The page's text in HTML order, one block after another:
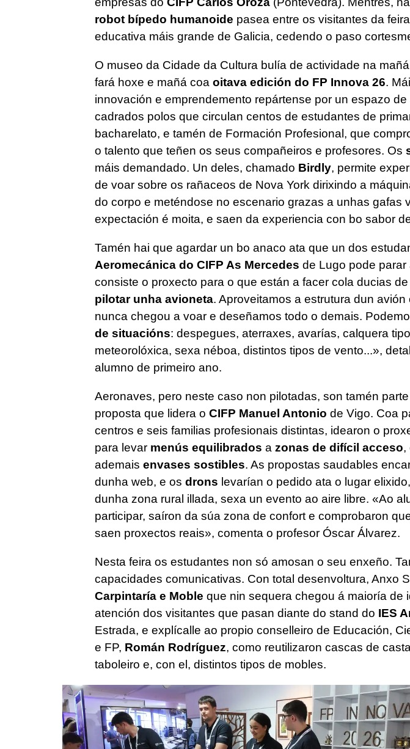
robot bípedo humanoide pasea entre os visitantes da
educativa máis grande de Galicia, cedendo o paso
O museo da Cidade da Cultura bulía de actividade na
fará hoxe e mañá coa oitava edición do FP Innova 26.
innovación e emprendemento repártense por un espazo de
cadrados polos que circulan centos de estudantes de
bacharelato, e tamén de Formación Profesional, que
o talento que teñen os seus compañeiros e profesores. Os
máis demandado. Un deles, chamado Birdly, permite
de voar sobre os rañaceos de Nova York dirixindo a
do corpo e meténdose no escenario grazas a unhas gafas
expectación é moita, e saen da experiencia con bo sabor
Tamén hai que agardar un bo anaco ata que un dos
Aeromecánica do CIFP As Mercedes de Lugo pode
consiste o proxecto para o que están a facer cola ducias
pilotar unha avioneta. Aproveitamos a estrutura dun avión
nunca chegou a voar e deseñamos todo o demais.
de situacións: despegues, aterraxes, avarías, calquera
meteorolóxica, sexa néboa, distintos tipos de vento...»,
alumno de primeiro ano.
Aeronaves, pero neste caso non pilotadas, son tamén
proposta que lidera o CIFP Manuel Antonio de Vigo. Coa
centros e seis familias profesionais distintas, idearon o
para levar menús equilibrados a zonas de difícil acceso,
ademais envases sostibles. As propostas saudables
dunha web, e os drons levarían o pedido ata o lugar
dunha zona rural illada, sexa un evento ao aire libre. «Ao
participar, saíron da súa zona de confort e comprobaron
saen proxectos reais», comenta o profesor Óscar Álvarez.
Nesta feira os estudantes non só amosan o seu enxeño.
capacidades comunicativas. Con total desenvoltura, Anxo
Carpintaría e Moble que nin sequera chegou á maioría de
atención dos visitantes que pasan diante do stand do IES
Estrada, e explícalle ao propio conselleiro de Educación,
e FP, Román Rodríguez, como reutilizaron cascas de
taboleiro e, con el, distintos tipos de mobles.